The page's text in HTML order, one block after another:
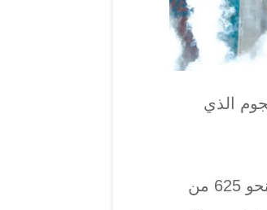
الذي
وقال وزير الخارجية الأرجنتيني سانتياغو كافيرو: “إن نحو 625 من